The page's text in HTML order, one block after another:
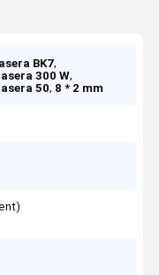
BK7,
300 W,
50, 8 * 2 mm